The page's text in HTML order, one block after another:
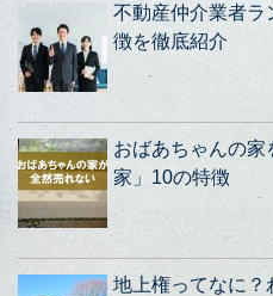
不動産仲介業者ラ
徴を徹底紹介
おばあちゃんの家
家」10の特徴
地上権ってなに？